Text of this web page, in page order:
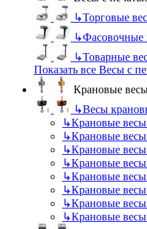
↳Торговые
↳Фасовочные
↳Товарные
Показать все Весы с
Крановые
↳Весы
↳Крановые весы
↳Крановые
↳Крановые
↳Крановые
↳Крановые
↳Крановые
↳Крановые
↳Крановые весы